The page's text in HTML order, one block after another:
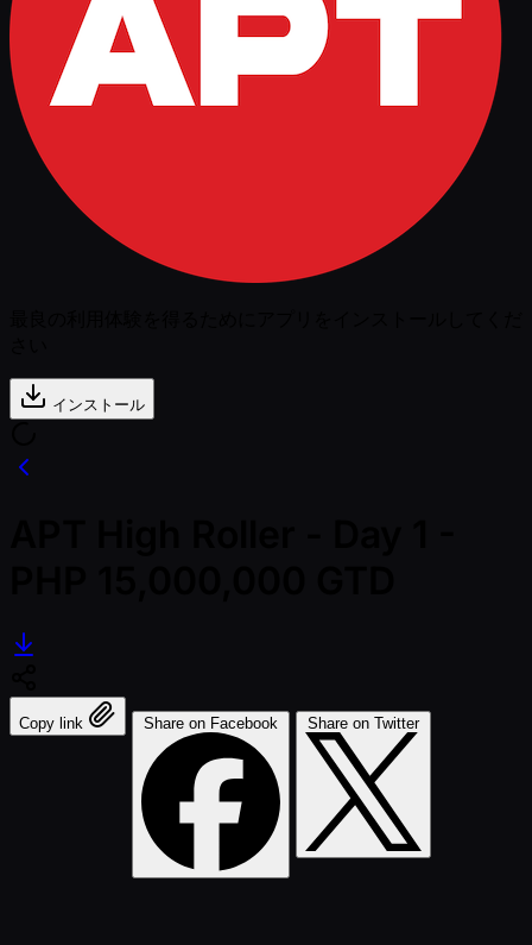
インストール
Copy link Share on Facebook Share on Twitter